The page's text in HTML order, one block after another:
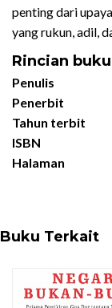
penting dari
yang rukun, adil,
Rincian
Penulis
Penerbit
Tahun terbit
ISBN
Halaman
Buku Terkait